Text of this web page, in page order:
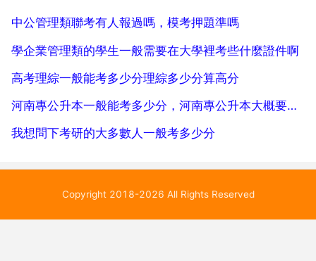
中公管理類聯考有人報過嗎，模考押題準嗎
學企業管理類的學生一般需要在大學裡考些什麼證件啊
高考理綜一般能考多少分理綜多少分算高分
河南專公升本一般能考多少分，河南專公升本大概要多少分就有學校上
我想問下考研的大多數人一般考多少分
Copyright 2018-2026 All Rights Reserved